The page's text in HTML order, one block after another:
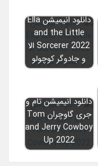
دانلود انیمیشن Ella
and the Little
Sorcerer 2022 الا
و جادوگر کوچولو
دانلود انیمیشن تام و
جری گاوچران Tom
and Jerry Cowboy
Up 2022